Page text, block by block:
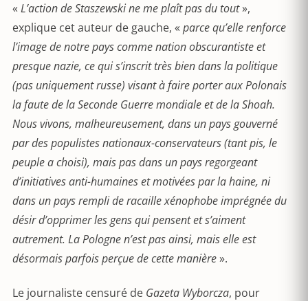
« L’action de Staszewski ne me plaît pas du tout»,
explique cet auteur de gauche, « parce qu’elle renforce
l’image de notre pays comme nation obscurantiste et
presque nazie, ce qui s’inscrit très bien dans la politique
(pas uniquement russe) visant à faire porter aux Polonais
la faute de la Seconde Guerre mondiale et de la Shoah.
Nous vivons, malheureusement, dans un pays gouverné
par des populistes nationaux-conservateurs (tant pis, le
peuple a choisi), mais pas dans un pays regorgeant
d’initiatives anti-humaines et motivées par la haine, ni
dans un pays rempli de racaille xénophobe imprégnée du
désir d’opprimer les gens qui pensent et s’aiment
autrement. La Pologne n’est pas ainsi, mais elle est
désormais parfois perçue de cette manière».
Le journaliste censuré de Gazeta Wyborcza, pour